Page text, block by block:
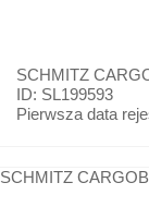
SCHMITZ
ID: SL199593
Pierwsza data
SCHMITZ